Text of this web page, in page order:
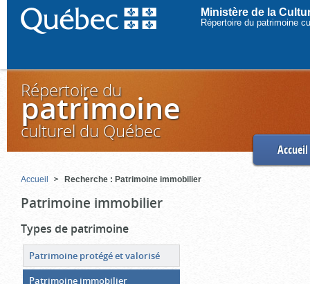
Ministère de la
Répertoire du patrimoine
Répertoire du
patrimoine
culturel du Québec
Accueil
Accueil Recherche : Patrimoine immobilier
Patrimoine immobilier
Types de patrimoine
Patrimoine protégé et valorisé
Patrimoine immobilier